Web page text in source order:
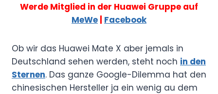
Werde Mitglied in der Huawei Gruppe auf
MeWe Facebook
Ob wir das Huawei Mate X aber jemals in
Deutschland sehen werden, steht noch in den
Sternen. Das ganze Google-Dilemma hat den
chinesischen Hersteller ja ein wenig au dem